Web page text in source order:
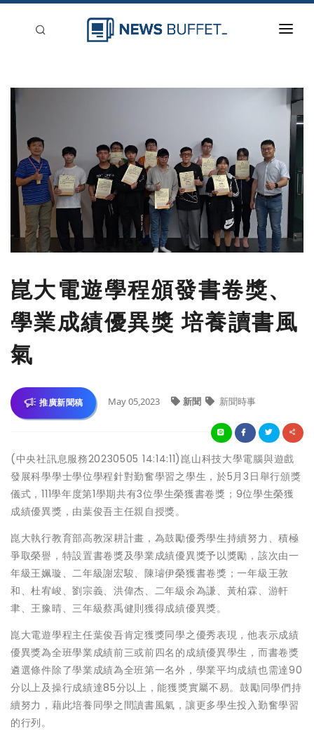
崑大電遊學程頒發書卷獎、
學業成績優異獎 培養讀書風
氣
推廣新聞稿 May 05,2023 新聞 新聞時事
(中央社訊息服務20230505 14:14:11)崑山科技大學電腦與遊戲
發展科學學士學位學程針對勤奮學習之學生，於5月3日舉行頒獎
儀式，111學年度第1學期共有3位學生榮獲書卷獎；9位學生榮獲
成績優異獎，由葉俊吾主任親自授獎。
崑大執行教育部高教深耕計畫，為鼓勵優秀學生持續努力、積極
爭取榮譽，特設置書卷獎及學業成績優異獎予以獎勵，該次由一
年級王姵璇、二年級謝宏駿、陳璿伊榮獲書卷獎；一年級王敦
和、杜宥峻、劉宗義、洪偉杰、二年級余為謙、黃柏霖、游軒
聿、王豫晴、三年級蔡禹健則獲得成績優異獎。
崑大電遊學程主任葉俊吾肯定獲獎同學之優秀表現，他表示成績
優異獎為全班學業成績前三或前四名的成績優異學生，而書卷獎
遴選條件除了學業成績為全班第一名外，學業平均成績也需達90
分以上及操行成績達85分以上，能獲獎實屬不易。鼓勵同學們持
續努力，藉此培養同學之間讀書風氣，讓更多學生投入勤奮學習
的行列。